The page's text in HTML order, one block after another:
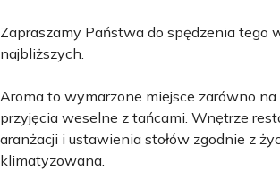
Zapraszamy Państwa do spędzenia
najbliższych.
Aroma to wymarzone miejsce zarówno
przyjęcia weselne z tańcami. Wnętrze
aranżacji i ustawienia stołów zgodnie z
klimatyzowana.